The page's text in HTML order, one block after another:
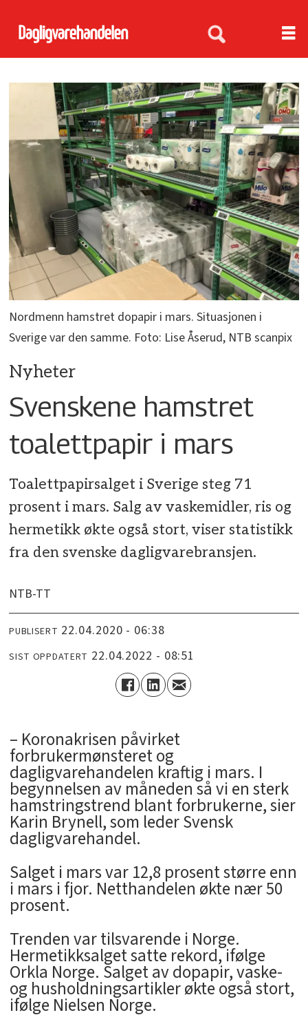
Nordmenn hamstret dopapir i mars. Situasjonen i
Sverige var den samme. Foto: Lise Åserud, NTB scanpix
Nyheter
Svenskene hamstret
toalettpapir i mars
Toalettpapirsalget i Sverige steg 71
prosent i mars. Salg av vaskemidler, ris og
hermetikk økte også stort, viser statistikk
fra den svenske dagligvarebransjen.
NTB-TT
PUBLISERT 22.04.2020 - 06:38
SIST OPPDATERT 22.04.2022 - 08:51
– Koronakrisen påvirket
forbrukermønsteret og
dagligvarehandelen kraftig i mars. I
begynnelsen av måneden så vi en sterk
hamstringstrend blant forbrukerne, sier
Karin Brynell, som leder Svensk
dagligvarehandel.
Salget i mars var 12,8 prosent større enn
i mars i fjor. Netthandelen økte nær 50
prosent.
Trenden var tilsvarende i Norge.
Hermetikksalget satte rekord, ifølge
Orkla Norge. Salget av dopapir, vaske-
og husholdningsartikler økte også stort,
ifølge Nielsen Norge.